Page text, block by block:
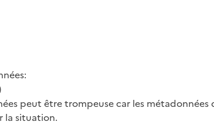
peut être trompeuse car les
la situation.